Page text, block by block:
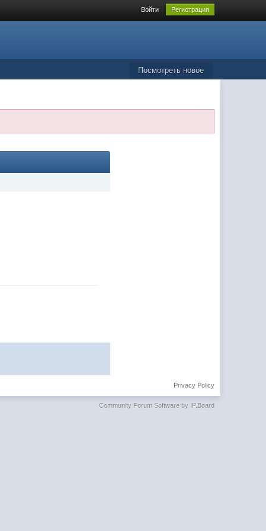
Войти Регистрация
Посмотреть новое
Privacy Policy
Community Forum Software by IP.Board